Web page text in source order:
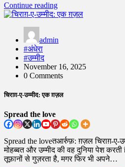
Continue reading
admin
#अंधेरा
#उम्मीद
November 16, 2025
0 Comments
चिराग़-ए-उम्मीद: एक ग़ज़ल
Spread the love
Spread the loveतआर्रुफ़: ग़ज़ल चिराग़-ए-
मोहब्बत और उम्मीद की वह दुनिया पेश
तूफ़ानों से गुज़रता है, मगर फिर भी अपने…